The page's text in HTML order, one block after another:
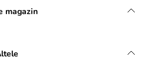
magazin